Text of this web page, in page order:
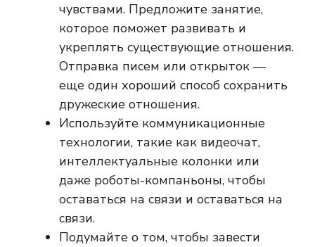
чувствами. Предложите занятие,
которое поможет развивать и
укреплять существующие отношения.
Отправка писем или открыток —
еще один хороший способ сохранить
дружеские отношения.
Используйте коммуникационные
технологии, такие как видеочат,
интеллектуальные колонки или
даже роботы-компаньоны, чтобы
оставаться на связи и оставаться на
связи.
Подумайте о том, чтобы завести